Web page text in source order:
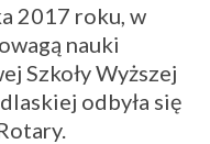
2017 roku, w
nauki
Szkoły Wyższej
odbyła się